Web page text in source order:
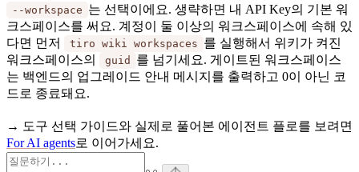
--workspace 는 선택이에요. 생략하면 내 API Key의 기본 워
크스페이스를 써요. 계정이 둘 이상의 워크스페이스에 속해 있
다면 먼저
tiro wiki workspaces 를 실행해서 위키가 켜진
워크스페이스의
guid
를 넘기세요. 게이트된 워크스페이스
는 백엔드의 업그레이드 안내 메시지를 출력하고 0이 아닌 코
드로 종료돼요.
→ 도구 선택 가이드와 실제로 풀어본 에이전트 플로를 보려면
For AI agents로 이어가세요.